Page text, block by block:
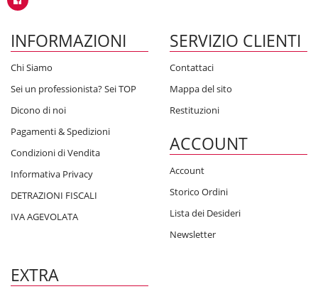
INFORMAZIONI
Chi Siamo
Sei un professionista? Sei TOP
Dicono di noi
Pagamenti & Spedizioni
Condizioni di Vendita
Informativa Privacy
DETRAZIONI FISCALI
IVA AGEVOLATA
SERVIZIO CLIENTI
Contattaci
Mappa del sito
Restituzioni
ACCOUNT
Account
Storico Ordini
Lista dei Desideri
Newsletter
EXTRA